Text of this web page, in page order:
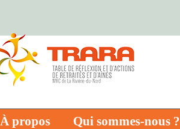
À propos Qui sommes-nous ?